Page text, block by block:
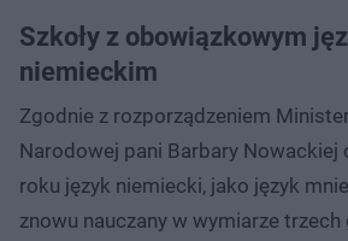
Szkoły z obowiązkowym
niemieckim
Zgodnie z rozporządzeniem
Narodowej pani Barbary Nowackiej
roku język niemiecki, jako język
znowu nauczany w wymiarze trzech